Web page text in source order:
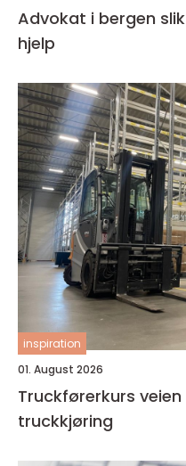
Advokat i bergen slik finner du riktig juridisk
hjelp
inspiration
01. August 2026
Truckførerkurs veien til trygg og effektiv
truckkjøring